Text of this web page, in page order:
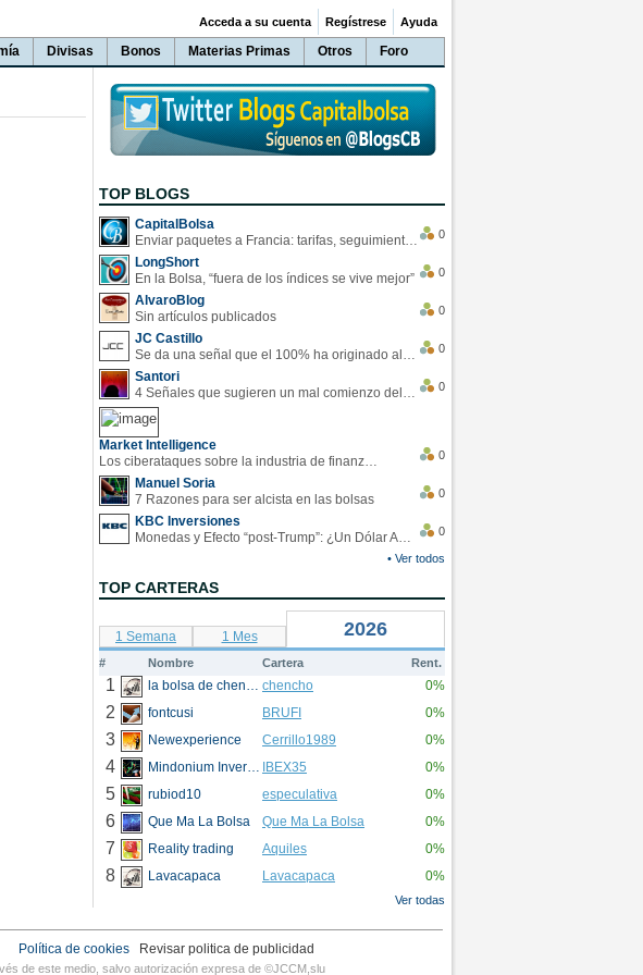
Divisas Bonos Materias Primas Otros Foro
Acceda a su cuenta Regístrese Ayuda
TOP BLOGS
CapitalBolsa
Enviar paquetes a Francia: tarifas, seguimiento y ventajas destacadas
0
LongShort
En la Bolsa, “fuera de los índices se vive mejor”
0
AlvaroBlog
Sin artículos publicados
0
JC Castillo
Se da una señal que el 100% ha originado alzas en las bolsas
0
Santori
4 Señales que sugieren un mal comienzo del 3T de la economía EEUU
0
Market Intelligence
Los ciberataques sobre la industria de finanzas se han duplicado este año
0
Manuel Soria
7 Razones para ser alcista en las bolsas
0
KBC Inversiones
Monedas y Efecto “post-Trump”: ¿Un Dólar Americano operando en rangos?
0
• Ver todos
TOP CARTERAS
1 Semana 1 Mes 2026
# Nombre Cartera Rent.
1 la bolsa de chencho chencho 0%
2 fontcusi BRUFI 0%
3 Newexperience Cerrillo1989 0%
4 Mindonium Inversions IBEX35 0%
5 rubiod10 especulativa 0%
6 Que Ma La Bolsa Que Ma La Bolsa 0%
7 Reality trading Aquiles 0%
8 Lavacapaca Lavacapaca 0%
Ver todas
Revisar politica de publicidad
Política de cookies
de este medio, salvo autorización expresa de ©JCCM,slu